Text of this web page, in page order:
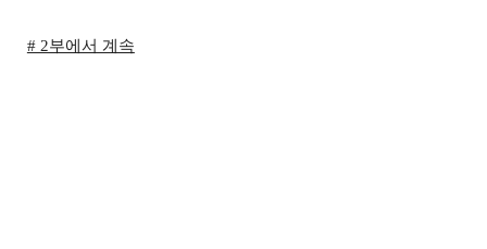
# 2부에서 계속